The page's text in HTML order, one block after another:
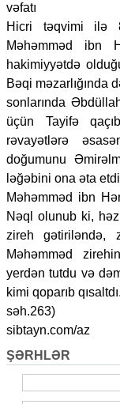
vəfatı
Hicri təqvimi ilə
Məhəmməd ibn
hakimiyyətdə
Bəqi məzarlığında
sonlarında
üçün Tayifə
rəvayətlərə
doğumunu
ləğəbini ona əta
Məhəmməd ibn
Nəql olunub ki,
zireh gətiriləndə,
Məhəmməd zirehin
yerdən tutdu və
kimi qoparıb
səh.263)
sibtayn.com/az
ŞƏRHLƏR